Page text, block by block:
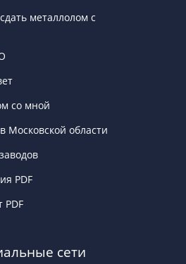
металлолом с
со мной
Московской области
PDF
PDF
сети